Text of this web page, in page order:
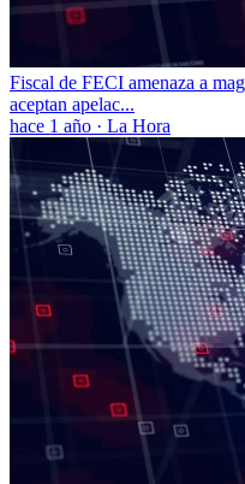
Fiscal de FECI amenaza a
aceptan apelac...
hace 1 año · La Hora